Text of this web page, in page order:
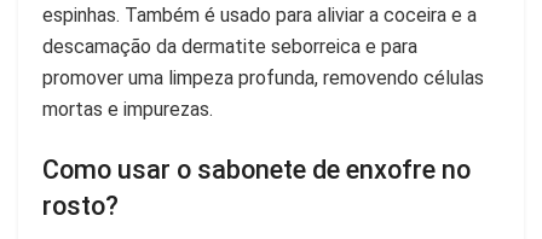
espinhas. Também é usado para aliviar a coceira e a
descamação da dermatite seborreica e para
promover uma limpeza profunda, removendo células
mortas e impurezas.
Como usar o sabonete de enxofre no
rosto?